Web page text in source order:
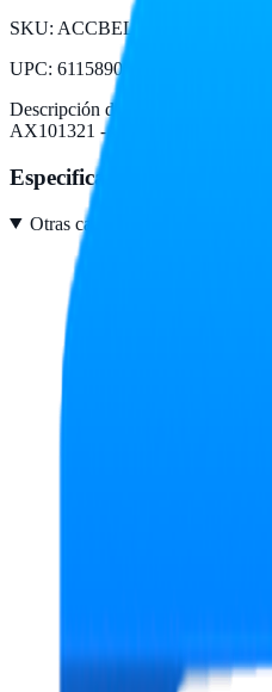
SKU: ACCBEL1010
UPC: 611589018616
Descripción del fabricante:
AX101321 - RJ-45, Negro, Cat6
Especificaciones
Otras características